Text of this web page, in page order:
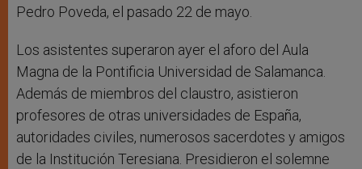
Pedro Poveda, el pasado 22 de mayo.
Los asistentes superaron ayer el aforo del Aula
Magna de la Pontificia Universidad de Salamanca.
Además de miembros del claustro, asistieron
profesores de otras universidades de España,
autoridades civiles, numerosos sacerdotes y amigos
de la Institución Teresiana. Presidieron el solemne